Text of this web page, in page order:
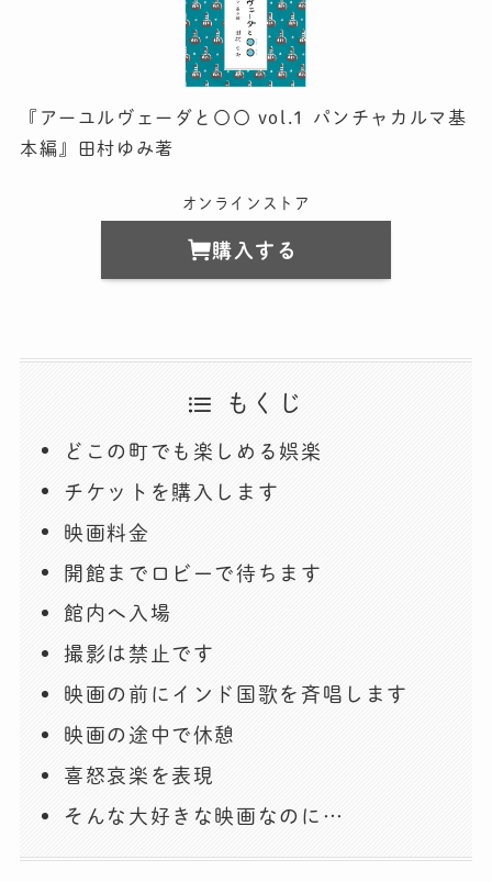
『アーユルヴェーダと〇〇 vol.1 パンチャカルマ基
本編』田村ゆみ著
オンラインストア
購入する
もくじ
どこの町でも楽しめる娯楽
チケットを購入します
映画料金
開館までロビーで待ちます
館内へ入場
撮影は禁止です
映画の前にインド国歌を斉唱します
映画の途中で休憩
喜怒哀楽を表現
そんな大好きな映画なのに…